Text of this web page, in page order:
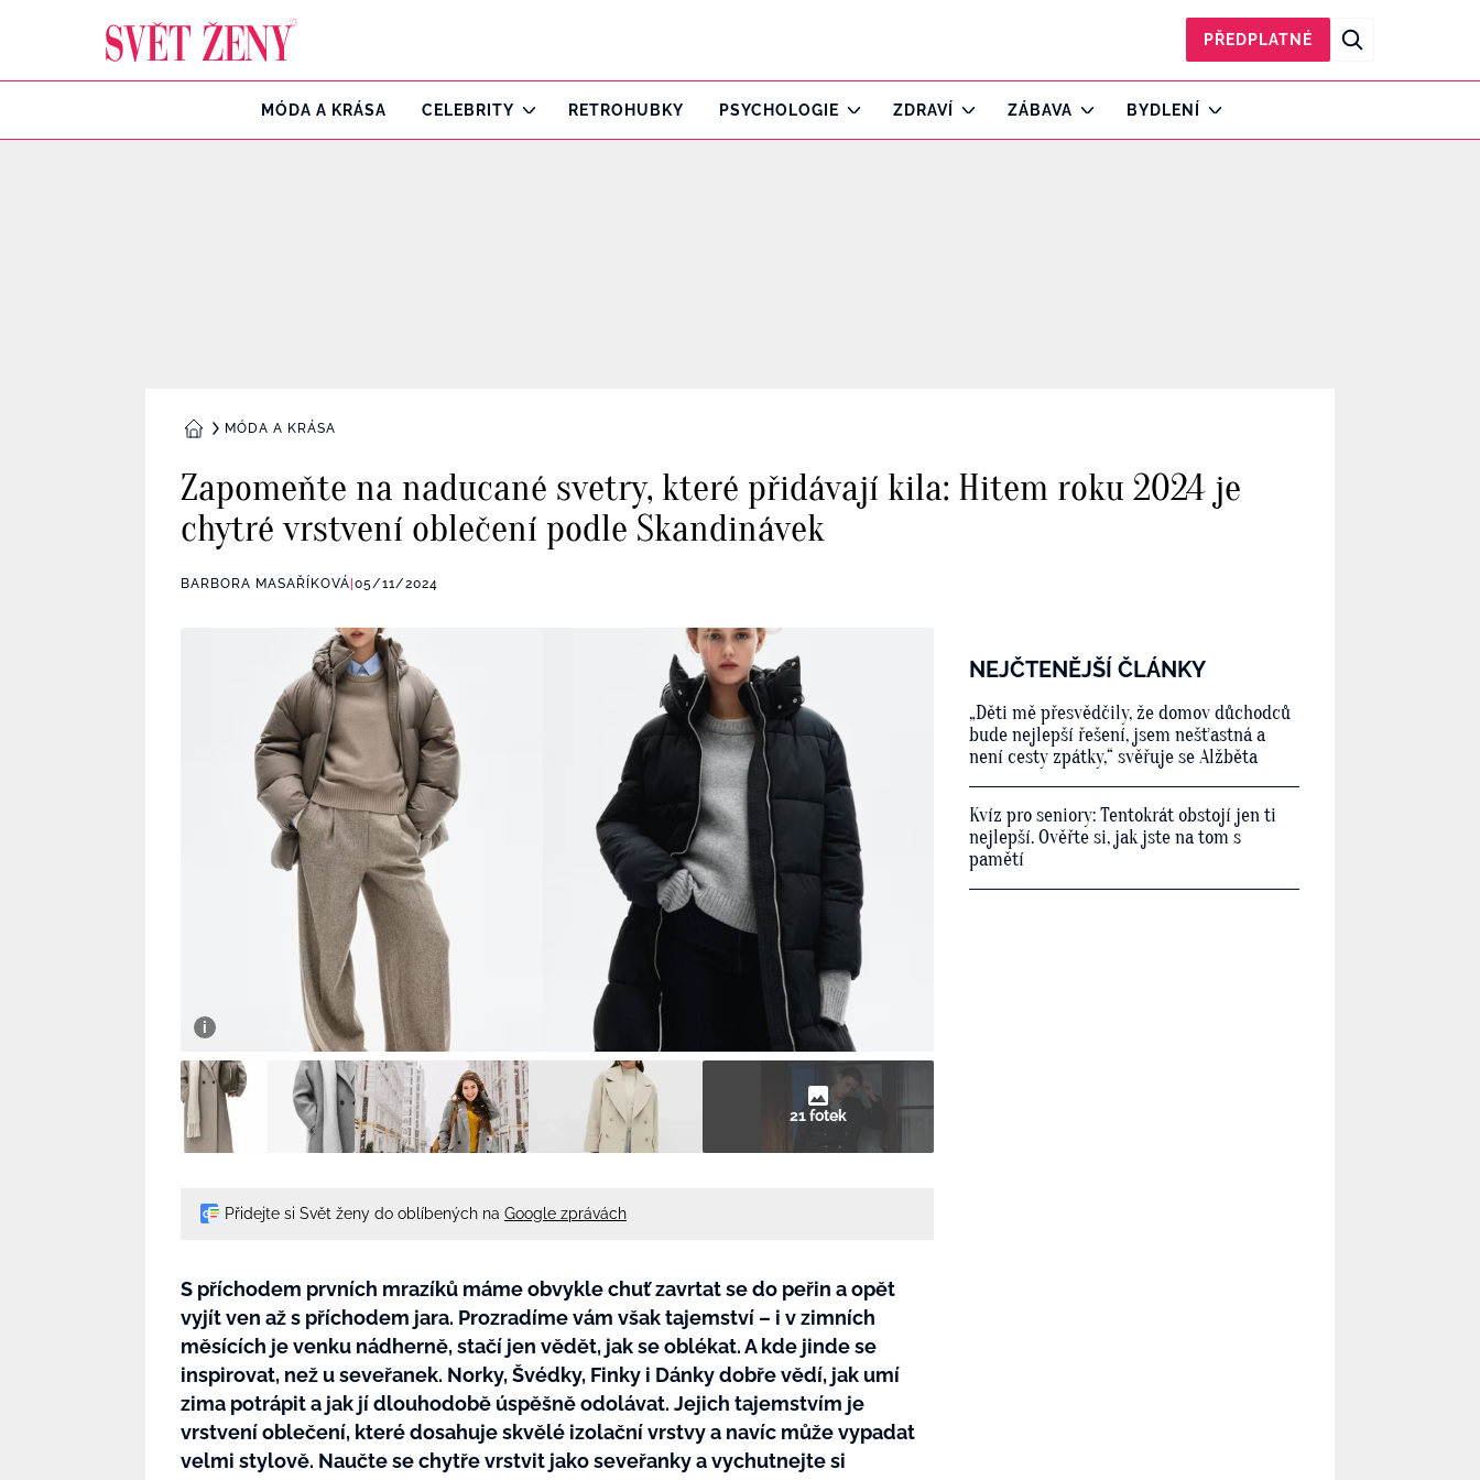
PŘEDPLATNÉ
MÓDA A KRÁSA CELEBRITY RETROHUBKY PSYCHOLOGIE ZDRAVÍ ZÁBAVA BYDLENÍ
DOMŮMÓDA A KRÁSA
Zapomeňte na naducané svetry, které přidávají kila: Hitem roku 2024 je
chytré vrstvení oblečení podle Skandinávek
BARBORA MASAŘÍKOVÁ 05/11/2024
21 fotek
Přidejte si Svět ženy do oblíbených na Google zprávách
S příchodem prvních mrazíků máme obvykle chuť zavrtat se do peřin a opět
vyjít ven až s příchodem jara. Prozradíme vám však tajemství – i v zimních
měsících je venku nádherně, stačí jen vědět, jak se oblékat. A kde jinde se
inspirovat, než u seveřanek. Norky, Švédky, Finky i Dánky dobře vědí, jak umí
zima potrápit a jak jí dlouhodobě úspěšně odolávat. Jejich tajemstvím je
vrstvení oblečení, které dosahuje skvělé izolační vrstvy a navíc může vypadat
velmi stylově. Naučte se chytře vrstvit jako seveřanky a vychutnejte si
NEJČTENĚJŠÍ ČLÁNKY
„Děti mě přesvědčily, že domov důchodců
bude nejlepší řešení, jsem nešťastná a
není cesty zpátky,“ svěřuje se Alžběta
Kvíz pro seniory: Tentokrát obstojí jen ti
nejlepší. Ověřte si, jak jste na tom s
pamětí